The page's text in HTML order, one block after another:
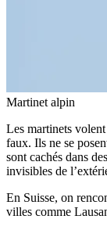
Martinet alpin
Les martinets
faux. Ils ne se
sont cachés dans
invisibles de
En Suisse, on
villes comme